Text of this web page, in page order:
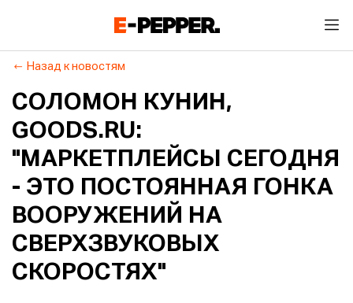
Назад к новостям
СОЛОМОН КУНИН,
GOODS.RU:
"МАРКЕТПЛЕЙСЫ СЕГОДНЯ
- ЭТО ПОСТОЯННАЯ ГОНКА
ВООРУЖЕНИЙ НА
СВЕРХЗВУКОВЫХ
СКОРОСТЯХ"